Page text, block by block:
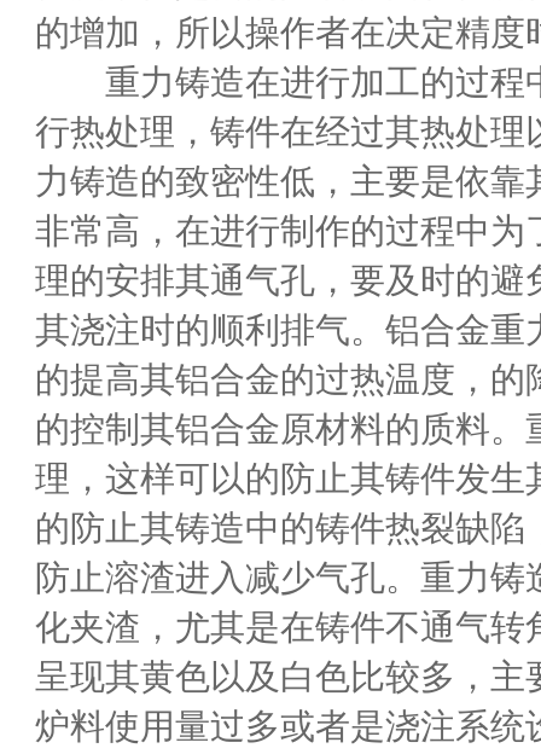
的增加，所以操作者在决定精
重力铸造在进行加工的过程
行热处理，铸件在经过其热处
力铸造的致密性低，主要是依
非常高，在进行制作的过程中
理的安排其通气孔，要及时的
其浇注时的顺利排气。铝合金
的提高其铝合金的过热温度，
的控制其铝合金原材料的质料
理，这样可以的防止其铸件发
的防止其铸造中的铸件热裂缺
防止溶渣进入减少气孔。重力
化夹渣，尤其是在铸件不通气
呈现其黄色以及白色比较多，
炉料使用量过多或者是浇注系